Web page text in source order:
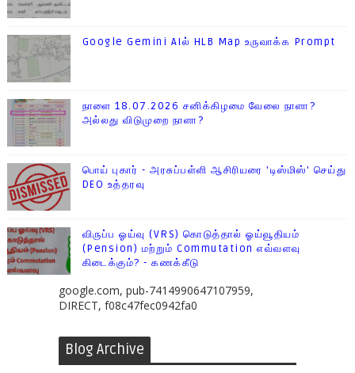
Google Gemini AIல் HLB Map உருவாக்க Prompt
நாளை 18.07.2026 சனிக்கிழமை வேலை நாளா?
அல்லது விடுமுறை நாளா?
பொய் புகார் - அரசுப்பள்ளி ஆசிரியரை 'டிஸ்மிஸ்' செய்து
DEO உத்தரவு
விருப்ப ஓய்வு (VRS) கொடுத்தால் ஓய்வூதியம்
(Pension) மற்றும் Commutation எவ்வளவு
கிடைக்கும்? - கணக்கீடு
google.com, pub-7414990647107959,
DIRECT, f08c47fec0942fa0
Blog Archive